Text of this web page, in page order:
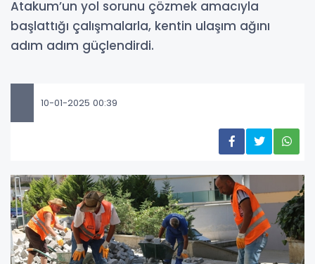
Atakum’un yol sorunu çözmek amacıyla
başlattığı çalışmalarla, kentin ulaşım ağını
adım adım güçlendirdi.
10-01-2025 00:39